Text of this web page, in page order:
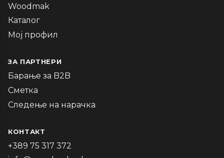
Woodmak
Каталог
Мој профил
ЗА ПАРТНЕРИ
Барање за B2B
Сметка
Следење на нарачка
КОНТАКТ
+389 75 317 372